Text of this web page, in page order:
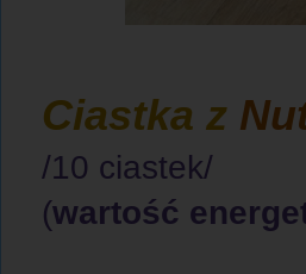
Ciastka z
/10 ciastek/
(wartość